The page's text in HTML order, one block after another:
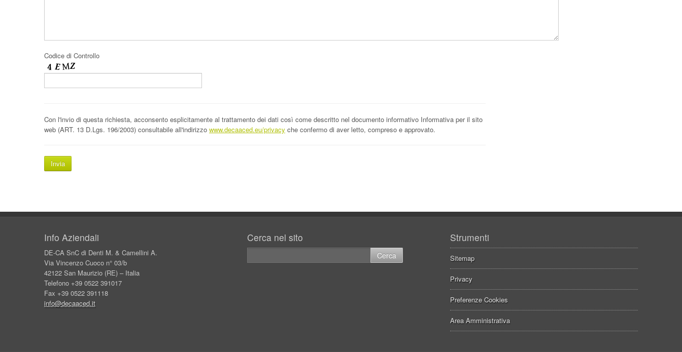
Codice di Controllo
Con l'invio di questa richiesta, acconsento esplicitamente al trattamento dei dati così come descritto nel documento informativo Informativa per il sito
web (ART. 13 D.Lgs. 196/2003) consultabile all'indirizzo www.decaaced.eu/privacy che confermo di aver letto, compreso e approvato.
Info Aziendali
DE-CA SnC di Denti M. & Camellini A.
Via Vincenzo Cuoco n° 03/b
42122 San Maurizio (RE) – Italia
Telefono +39 0522 391017
Fax +39 0522 391118
info@decaaced.it
Cerca nel sito Strumenti
Sitemap
Privacy
Preferenze Cookies
Area Amministrativa